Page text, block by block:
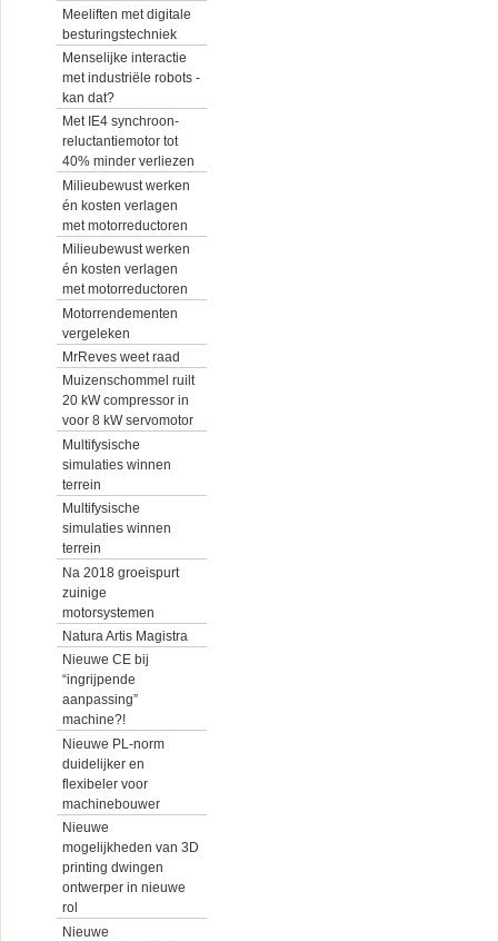
Meeliften met digitale
besturingstechniek
Menselijke interactie
met industriële robots -
kan dat?
Met IE4 synchroon-
reluctantiemotor tot
40% minder verliezen
Milieubewust werken
én kosten verlagen
met motorreductoren
Milieubewust werken
én kosten verlagen
met motorreductoren
Motorrendementen
vergeleken
MrReves weet raad
Muizenschommel ruilt
20 kW compressor in
voor 8 kW servomotor
Multifysische
simulaties winnen
terrein
Multifysische
simulaties winnen
terrein
Na 2018 groeispurt
zuinige
motorsystemen
Natura Artis Magistra
Nieuwe CE bij
“ingrijpende
aanpassing”
machine?!
Nieuwe PL-norm
duidelijker en
flexibeler voor
machinebouwer
Nieuwe
mogelijkheden van 3D
printing dwingen
ontwerper in nieuwe
rol
Nieuwe